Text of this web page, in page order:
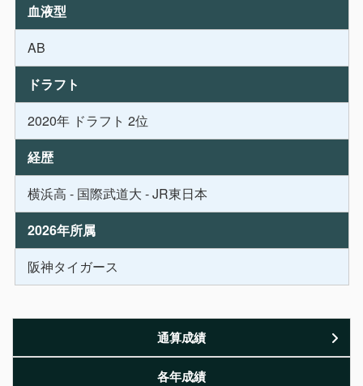
血液型
AB
ドラフト
2020年 ドラフト 2位
経歴
横浜高 - 国際武道大 - JR東日本
2026年所属
阪神タイガース
通算成績
各年成績